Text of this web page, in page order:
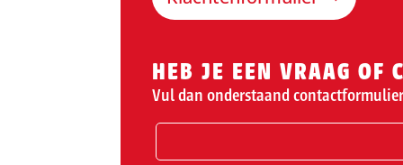
HEB JE EEN VRAAG OF
Vul dan onderstaand